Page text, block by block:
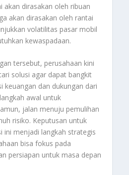
akan dirasakan oleh ribuan
akan dirasakan oleh rantai
volatilitas pasar mobil
kewaspadaan.
tersebut, perusahaan kini
solusi agar dapat bangkit
keuangan dan dukungan dari
awal untuk
jalan menuju pemulihan
risiko. Keputusan untuk
ini menjadi langkah strategis
bisa fokus pada
persiapan untuk masa depan